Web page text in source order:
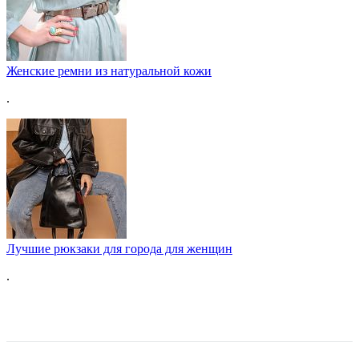
Женские ремни из натуральной кожи
.
Лучшие рюкзаки для города для женщин
.